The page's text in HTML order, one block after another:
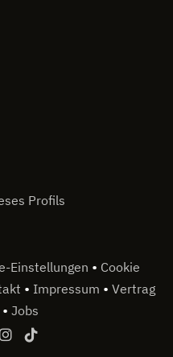
Profils
Einstellungen • Cookie
• Impressum • Vertrag
• Jobs